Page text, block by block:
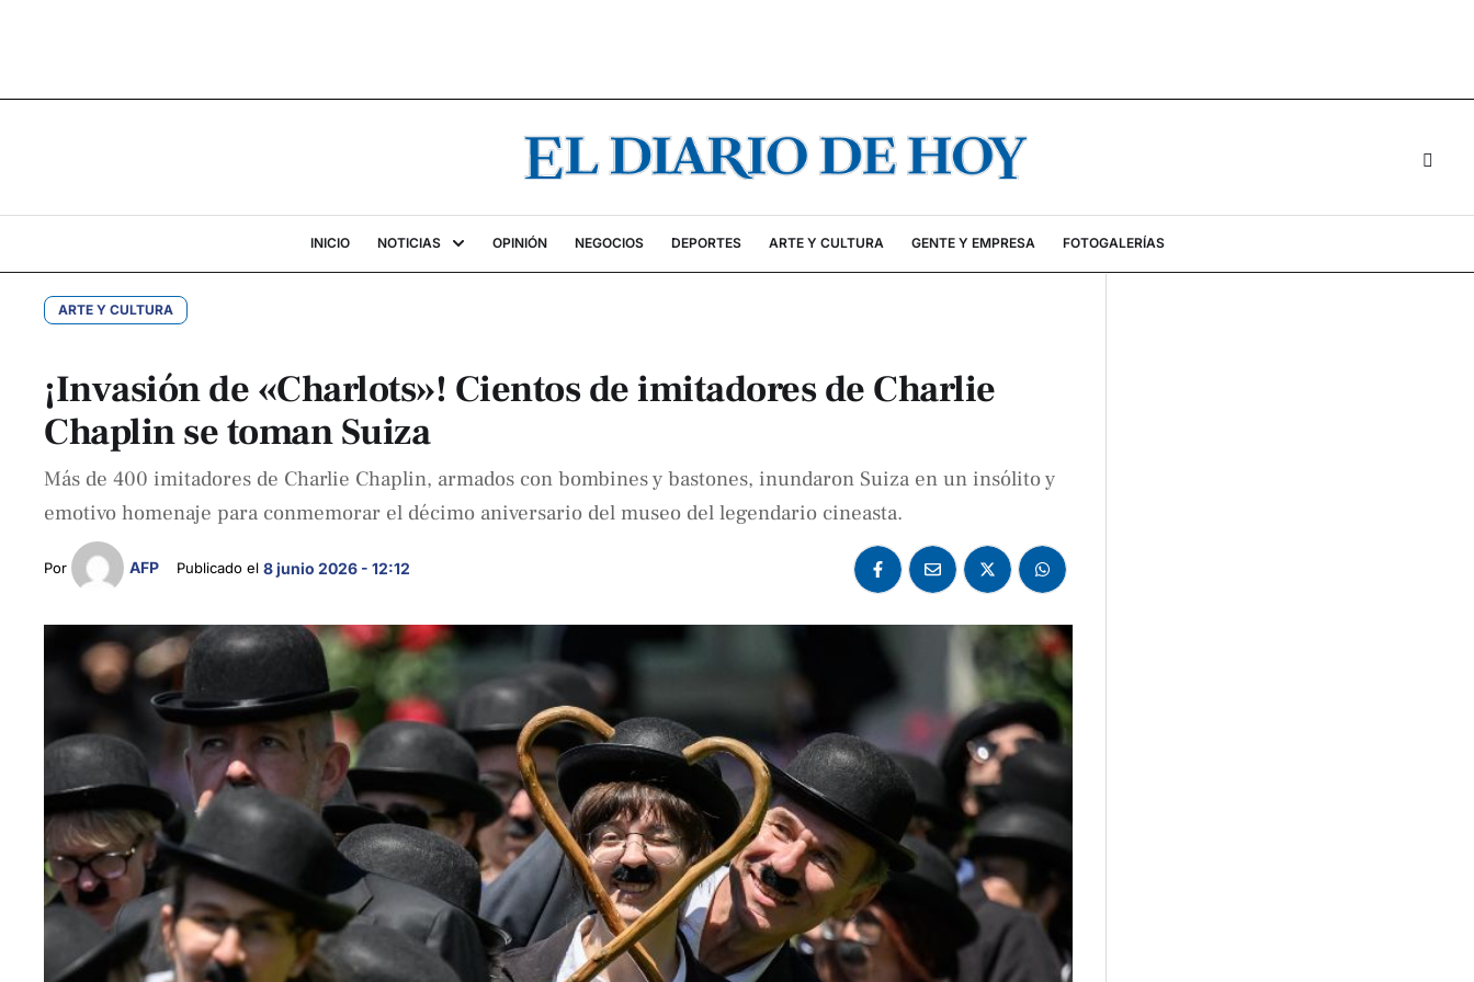
INICIO NOTICIAS OPINIÓN NEGOCIOS DEPORTES ARTE Y CULTURA GENTE Y EMPRESA FOTOGALERÍAS
ARTE Y CULTURA
¡Invasión de «Charlots»! Cientos de imitadores de Charlie
Chaplin se toman Suiza
Más de 400 imitadores de Charlie Chaplin, armados con bombines y bastones, inundaron Suiza en un insólito y
emotivo homenaje para conmemorar el décimo aniversario del museo del legendario cineasta.
Por AFP Publicado el 8 junio 2026 - 12:12